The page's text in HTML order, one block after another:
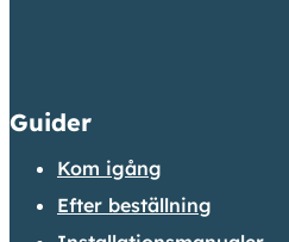
Guider
Kom igång
Efter beställning